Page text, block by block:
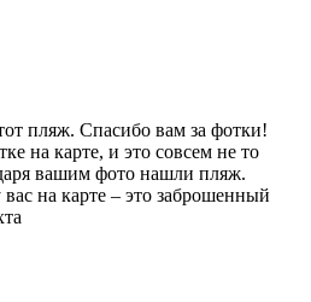
пляж. Спасибо вам за фотки!
на карте, и это совсем не то
вашим фото нашли пляж.
на карте – это заброшенный